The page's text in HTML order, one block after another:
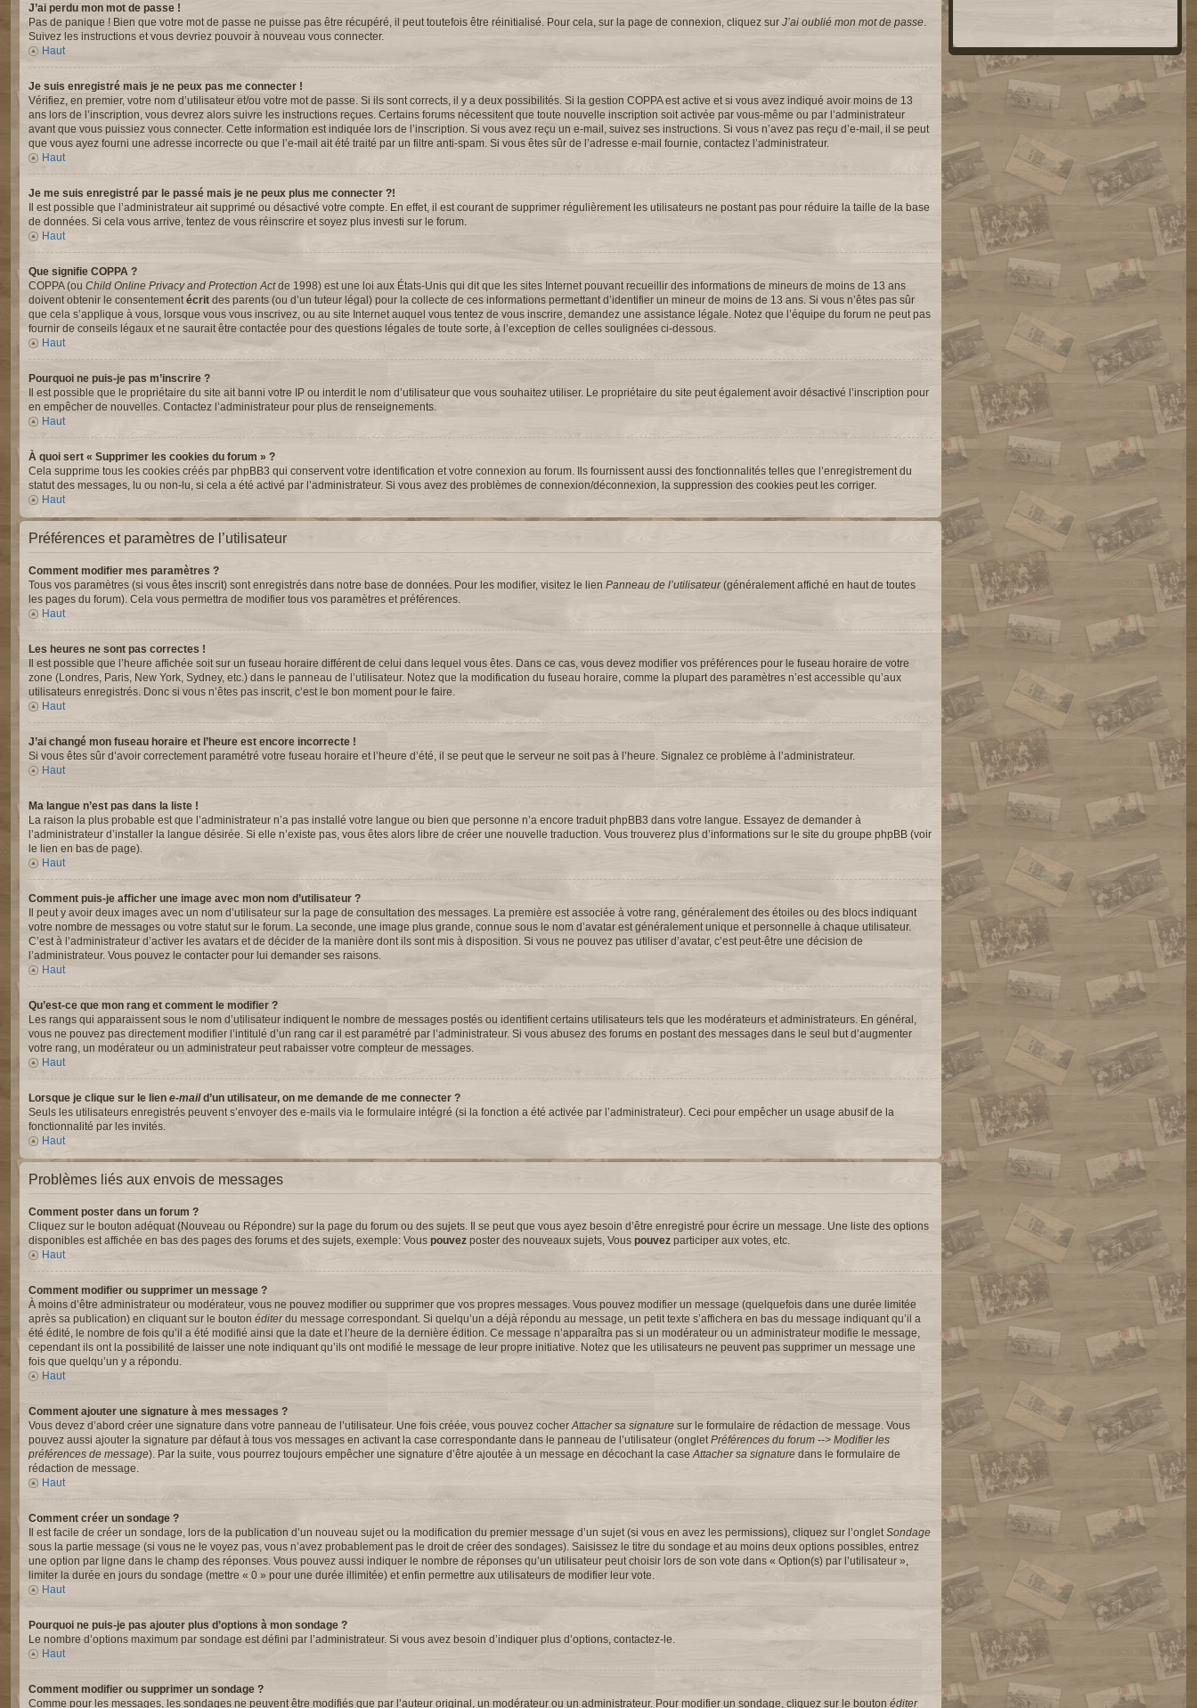
J’ai perdu mon mot de passe !
Pas de panique ! Bien que votre mot de passe ne puisse pas être récupéré, il peut toutefois être réinitialisé. Pour cela, sur la page de connexion, cliquez sur J’ai oublié mon mot de passe
Suivez les instructions et vous devriez pouvoir à nouveau vous connecter.
Haut
Je suis enregistré mais je ne peux pas me connecter !
Vérifiez, en premier, votre nom d’utilisateur et/ou votre mot de passe. Si ils sont corrects, il y a deux possibilités. Si la gestion COPPA est active et si vous avez indiqué avoir moins de 13
ans lors de l’inscription, vous devrez alors suivre les instructions reçues. Certains forums nécessitent que toute nouvelle inscription soit activée par vous-même ou par l’administrateur
avant que vous puissiez vous connecter. Cette information est indiquée lors de l’inscription. Si vous avez reçu un e-mail, suivez ses instructions. Si vous n’avez pas reçu d’e-mail, il se peut
que vous ayez fourni une adresse incorrecte ou que l’e-mail ait été traité par un filtre anti-spam. Si vous êtes sûr de l’adresse e-mail fournie, contactez l’administrateur.
Haut
Je me suis enregistré par le passé mais je ne peux plus me connecter ?!
Il est possible que l’administrateur ait supprimé ou désactivé votre compte. En effet, il est courant de supprimer régulièrement les utilisateurs ne postant pas pour réduire la taille de la base
de données. Si cela vous arrive, tentez de vous réinscrire et soyez plus investi sur le forum.
Haut
Que signifie COPPA ?
COPPA (ou Child Online Privacy and Protection Actde 1998) est une loi aux États-Unis qui dit que les sites Internet pouvant recueillir des informations de mineurs de moins de 13 ans
doivent obtenir le consentement écrit des parents (ou d’un tuteur légal) pour la collecte de ces informations permettant d’identifier un mineur de moins de 13 ans. Si vous n’êtes pas sûr
que cela s’applique à vous, lorsque vous vous inscrivez, ou au site Internet auquel vous tentez de vous inscrire, demandez une assistance légale. Notez que l’équipe du forum ne peut pas
fournir de conseils légaux et ne saurait être contactée pour des questions légales de toute sorte, à l’exception de celles soulignées ci-dessous.
Haut
Pourquoi ne puis-je pas m’inscrire ?
Il est possible que le propriétaire du site ait banni votre IP ou interdit le nom d’utilisateur que vous souhaitez utiliser. Le propriétaire du site peut également avoir désactivé l’inscription pour
en empêcher de nouvelles. Contactez l’administrateur pour plus de renseignements.
Haut
À quoi sert « Supprimer les cookies du forum » ?
Cela supprime tous les cookies créés par phpBB3 qui conservent votre identification et votre connexion au forum. Ils fournissent aussi des fonctionnalités telles que l’enregistrement du
statut des messages, lu ou non-lu, si cela a été activé par l’administrateur. Si vous avez des problèmes de connexion/déconnexion, la suppression des cookies peut les corriger.
Haut
Préférences et paramètres de l’utilisateur
Comment modifier mes paramètres ?
Tous vos paramètres (si vous êtes inscrit) sont enregistrés dans notre base de données. Pour les modifier, visitez le lien Panneau de l’utilisateur(généralement affiché en haut de toutes
les pages du forum). Cela vous permettra de modifier tous vos paramètres et préférences.
Haut
Les heures ne sont pas correctes !
Il est possible que l’heure affichée soit sur un fuseau horaire différent de celui dans lequel vous êtes. Dans ce cas, vous devez modifier vos préférences pour le fuseau horaire de votre
zone (Londres, Paris, New York, Sydney, etc.) dans le panneau de l’utilisateur. Notez que la modification du fuseau horaire, comme la plupart des paramètres n’est accessible qu’aux
utilisateurs enregistrés. Donc si vous n’êtes pas inscrit, c’est le bon moment pour le faire.
Haut
J’ai changé mon fuseau horaire et l’heure est encore incorrecte !
Si vous êtes sûr d’avoir correctement paramétré votre fuseau horaire et l’heure d’été, il se peut que le serveur ne soit pas à l’heure. Signalez ce problème à l’administrateur.
Haut
Ma langue n’est pas dans la liste !
La raison la plus probable est que l’administrateur n’a pas installé votre langue ou bien que personne n’a encore traduit phpBB3 dans votre langue. Essayez de demander à
l’administrateur d’installer la langue désirée. Si elle n’existe pas, vous êtes alors libre de créer une nouvelle traduction. Vous trouverez plus d’informations sur le site du groupe phpBB (voir
le lien en bas de page).
Haut
Comment puis-je afficher une image avec mon nom d’utilisateur ?
Il peut y avoir deux images avec un nom d’utilisateur sur la page de consultation des messages. La première est associée à votre rang, généralement des étoiles ou des blocs indiquant
votre nombre de messages ou votre statut sur le forum. La seconde, une image plus grande, connue sous le nom d’avatar est généralement unique et personnelle à chaque utilisateur.
C’est à l’administrateur d’activer les avatars et de décider de la manière dont ils sont mis à disposition. Si vous ne pouvez pas utiliser d’avatar, c’est peut-être une décision de
l’administrateur. Vous pouvez le contacter pour lui demander ses raisons.
Haut
Qu’est-ce que mon rang et comment le modifier ?
Les rangs qui apparaissent sous le nom d’utilisateur indiquent le nombre de messages postés ou identifient certains utilisateurs tels que les modérateurs et administrateurs. En général,
vous ne pouvez pas directement modifier l’intitulé d’un rang car il est paramétré par l’administrateur. Si vous abusez des forums en postant des messages dans le seul but d’augmenter
votre rang, un modérateur ou un administrateur peut rabaisser votre compteur de messages.
Haut
Lorsque je clique sur le lien e-maild’un utilisateur, on me demande de me connecter ?
Seuls les utilisateurs enregistrés peuvent s’envoyer des e-mails via le formulaire intégré (si la fonction a été activée par l’administrateur). Ceci pour empêcher un usage abusif de la
fonctionnalité par les invités.
Haut
Problèmes liés aux envois de messages
Comment poster dans un forum ?
Cliquez sur le bouton adéquat (Nouveau ou Répondre) sur la page du forum ou des sujets. Il se peut que vous ayez besoin d’être enregistré pour écrire un message. Une liste des options
disponibles est affichée en bas des pages des forums et des sujets, exemple: Vous pouvez poster des nouveaux sujets, Vous pouvez participer aux votes, etc.
Haut
Comment modifier ou supprimer un message ?
À moins d’être administrateur ou modérateur, vous ne pouvez modifier ou supprimer que vos propres messages. Vous pouvez modifier un message (quelquefois dans une durée limitée
après sa publication) en cliquant sur le bouton éditerdu message correspondant. Si quelqu’un a déjà répondu au message, un petit texte s’affichera en bas du message indiquant qu’il a
été édité, le nombre de fois qu’il a été modifié ainsi que la date et l’heure de la dernière édition. Ce message n’apparaîtra pas si un modérateur ou un administrateur modifie le message,
cependant ils ont la possibilité de laisser une note indiquant qu’ils ont modifié le message de leur propre initiative. Notez que les utilisateurs ne peuvent pas supprimer un message une
fois que quelqu’un y a répondu.
Haut
Comment ajouter une signature à mes messages ?
Vous devez d’abord créer une signature dans votre panneau de l’utilisateur. Une fois créée, vous pouvez cocher Attacher sa signature sur le formulaire de rédaction de message. Vous
pouvez aussi ajouter la signature par défaut à tous vos messages en activant la case correspondante dans le panneau de l’utilisateur (onglet Préférences du forum --> Modifier les
préférences de message). Par la suite, vous pourrez toujours empêcher une signature d’être ajoutée à un message en décochant la case Attacher sa signature dans le formulaire de
rédaction de message.
Haut
Comment créer un sondage ?
Il est facile de créer un sondage, lors de la publication d’un nouveau sujet ou la modification du premier message d’un sujet (si vous en avez les permissions), cliquez sur l’onglet Sondage
sous la partie message (si vous ne le voyez pas, vous n’avez probablement pas le droit de créer des sondages). Saisissez le titre du sondage et au moins deux options possibles, entrez
une option par ligne dans le champ des réponses. Vous pouvez aussi indiquer le nombre de réponses qu’un utilisateur peut choisir lors de son vote dans « Option(s) par l’utilisateur »,
limiter la durée en jours du sondage (mettre « 0 » pour une durée illimitée) et enfin permettre aux utilisateurs de modifier leur vote.
Haut
Pourquoi ne puis-je pas ajouter plus d’options à mon sondage ?
Le nombre d’options maximum par sondage est défini par l’administrateur. Si vous avez besoin d’indiquer plus d’options, contactez-le.
Haut
Comment modifier ou supprimer un sondage ?
Comme pour les messages, les sondages ne peuvent être modifiés que par l’auteur original, un modérateur ou un administrateur. Pour modifier un sondage, cliquez sur le bouton éditer